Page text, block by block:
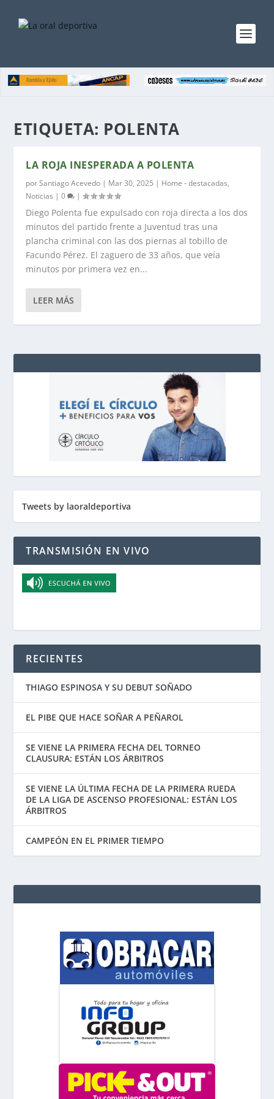
ETIQUETA: POLENTA
LA ROJA INESPERADA A POLENTA
porSantiago Acevedo | Mar 30, 2025 | Home - destacadas,
Noticias |0 |
Diego Polenta fue expulsado con roja directa a los dos
minutos del partido frente a Juventud tras una
plancha criminal con las dos piernas al tobillo de
Facundo Pérez. El zaguero de 33 años, que veía
minutos por primera vez en...
LEER MÁS
Tweets by laoraldeportiva
TRANSMISIÓN EN VIVO
RECIENTES
THIAGO ESPINOSA Y SU DEBUT SOÑADO
EL PIBE QUE HACE SOÑAR A PEÑAROL
SE VIENE LA PRIMERA FECHA DEL TORNEO
CLAUSURA: ESTÁN LOS ÁRBITROS
SE VIENE LA ÚLTIMA FECHA DE LA PRIMERA RUEDA
DE LA LIGA DE ASCENSO PROFESIONAL: ESTÁN LOS
ÁRBITROS
CAMPEÓN EN EL PRIMER TIEMPO